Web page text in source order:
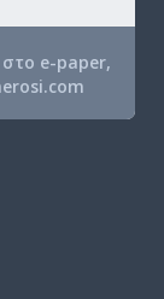
στο e-paper,